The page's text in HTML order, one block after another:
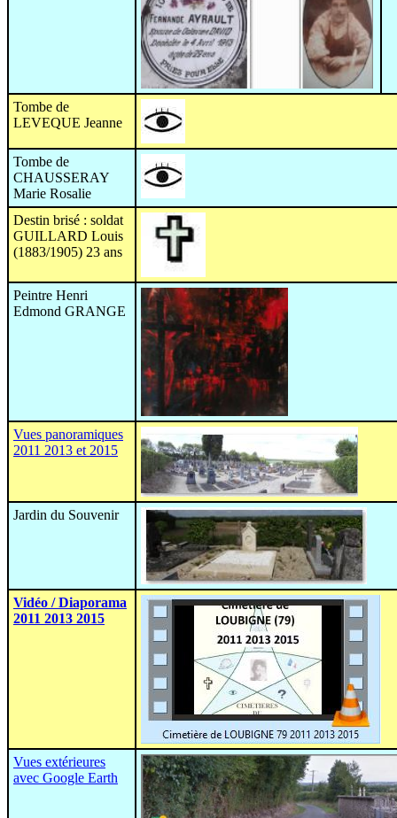
Tombe de
LEVEQUE Jeanne
Tombe de
CHAUSSERAY
Marie Rosalie
Destin brisé : soldat
GUILLARD Louis
(1883/1905) 23 ans
Peintre Henri
Edmond GRANGE
Vues panoramiques
2011 2013 et 2015
Jardin du Souvenir
Vidéo / Diaporama
2011 2013 2015
Vues extérieures
avec Google Earth